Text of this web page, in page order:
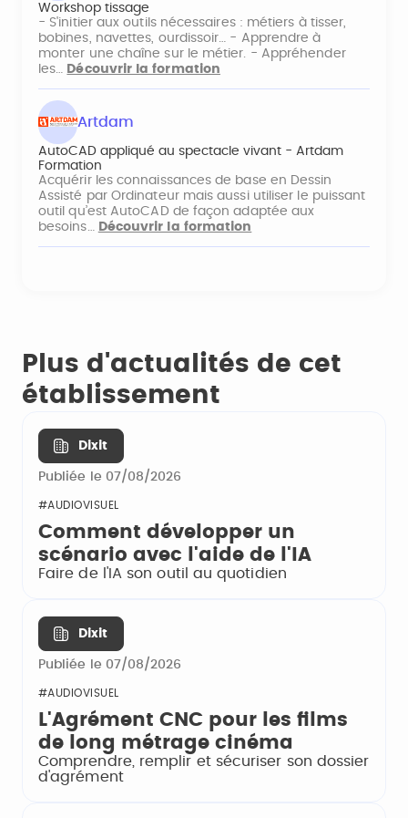
Workshop tissage
- S'initier aux outils nécessaires : métiers à tisser,
bobines, navettes, ourdissoir… - Apprendre à
monter une chaîne sur le métier. - Appréhender
les…
Découvrir la formation
Artdam
AutoCAD appliqué au spectacle vivant - Artdam
Formation
Acquérir les connaissances de base en Dessin
Assisté par Ordinateur mais aussi utiliser le puissant
outil qu’est AutoCAD de façon adaptée aux
besoins… Découvrir la formation
Plus d'actualités de cet
établissement
Dixit
Publiée le 07/08/2026
#AUDIOVISUEL
Comment développer un
scénario avec l'aide de l'IA
Faire de l'IA son outil au quotidien
Dixit
Publiée le 07/08/2026
#AUDIOVISUEL
L'Agrément CNC pour les films
de long métrage cinéma
Comprendre, remplir et sécuriser son dossier
d'agrément